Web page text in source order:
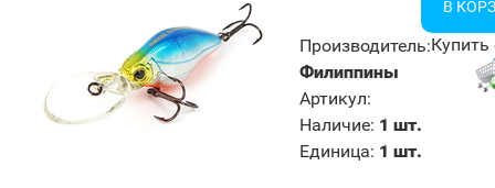
Производитель:
Филиппины
Артикул:
Наличие: 1 шт.
Единица: 1 шт.
Купить